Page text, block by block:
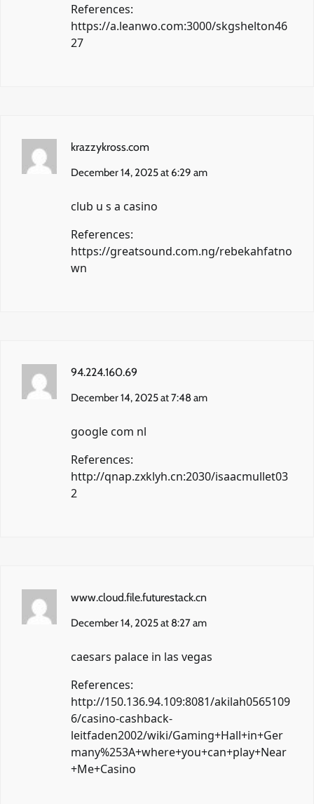
References:
https://a.leanwo.com:3000/skgshelton46
27
krazzykross.com
December 14, 2025 at 6:29 am
club u s a casino
References:
https://greatsound.com.ng/rebekahfatno
wn
94.224.160.69
December 14, 2025 at 7:48 am
google com nl
References:
http://qnap.zxklyh.cn:2030/isaacmullet03
2
www.cloud.file.futurestack.cn
December 14, 2025 at 8:27 am
caesars palace in las vegas
References:
http://150.136.94.109:8081/akilah0565109
6/casino-cashback-
leitfaden2002/wiki/Gaming+Hall+in+Ger
many%253A+where+you+can+play+Near
+Me+Casino